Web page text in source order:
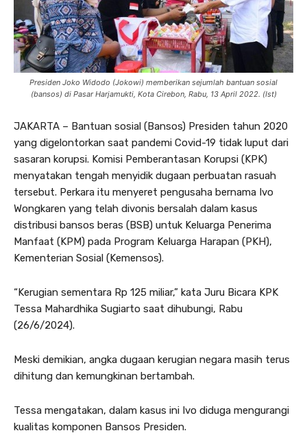
Presiden Joko Widodo (Jokowi) memberikan sejumlah bantuan sosial
(bansos) di Pasar Harjamukti, Kota Cirebon, Rabu, 13 April 2022. (Ist)
JAKARTA – Bantuan sosial (Bansos) Presiden tahun 2020
yang digelontorkan saat pandemi Covid-19 tidak luput dari
sasaran korupsi. Komisi Pemberantasan Korupsi (KPK)
menyatakan tengah menyidik dugaan perbuatan rasuah
tersebut. Perkara itu menyeret pengusaha bernama Ivo
Wongkaren yang telah divonis bersalah dalam kasus
distribusi bansos beras (BSB) untuk Keluarga Penerima
Manfaat (KPM) pada Program Keluarga Harapan (PKH),
Kementerian Sosial (Kemensos).
“Kerugian sementara Rp 125 miliar,” kata Juru Bicara KPK
Tessa Mahardhika Sugiarto saat dihubungi, Rabu
(26/6/2024).
Meski demikian, angka dugaan kerugian negara masih terus
dihitung dan kemungkinan bertambah.
Tessa mengatakan, dalam kasus ini Ivo diduga mengurangi
kualitas komponen Bansos Presiden.